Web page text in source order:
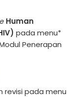
Human
pada menu*
Penerapan
revisi pada menu